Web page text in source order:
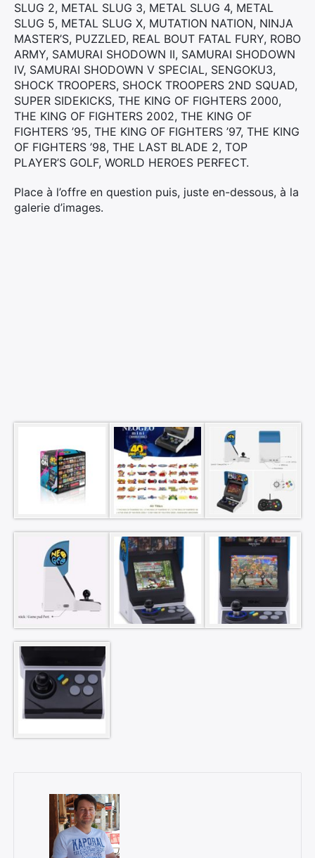
SLUG 2, METAL SLUG 3, METAL SLUG 4, METAL
SLUG 5, METAL SLUG X, MUTATION NATION, NINJA
MASTER’S, PUZZLED, REAL BOUT FATAL FURY, ROBO
ARMY, SAMURAI SHODOWN II, SAMURAI SHODOWN
IV, SAMURAI SHODOWN V SPECIAL, SENGOKU3,
SHOCK TROOPERS, SHOCK TROOPERS 2ND SQUAD,
SUPER SIDEKICKS, THE KING OF FIGHTERS 2000,
THE KING OF FIGHTERS 2002, THE KING OF
FIGHTERS ’95, THE KING OF FIGHTERS ’97, THE KING
OF FIGHTERS ’98, THE LAST BLADE 2, TOP
PLAYER’S GOLF, WORLD HEROES PERFECT.
Place à l’offre en question puis, juste en-dessous, à la
galerie d’images.
: